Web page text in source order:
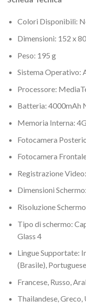
Colori Disponibili:
Dimensioni: 152 x
Peso: 195 g
Sistema Operativo:
Processore:
Batteria: 4000mAh
Memoria Interna:
Fotocamera
Fotocamera
Registrazione
Dimensioni
Risoluzione
Tipo di schermo:
Glass 4
Lingue Supportate:
(Brasile),
Francese, Russo,
Thailandese,